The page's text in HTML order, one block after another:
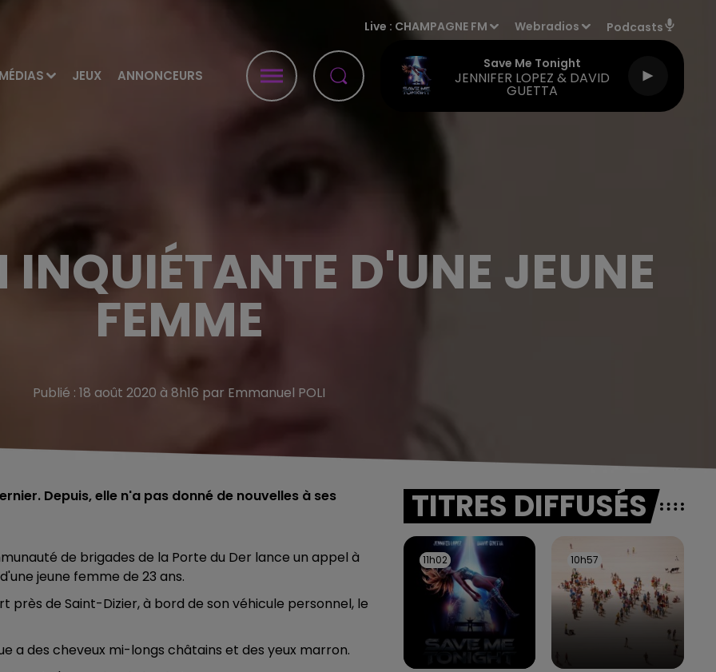
MÉDIAS JEUX ANNONCEURS
Live : CHAMPAGNE FM Webradios Podcasts
Save Me Tonight
JENNIFER LOPEZ & DAVID
GUETTA
D'UNE JEUNE
FEMME
Publié : 18 août 2020 à 8h16 par Emmanuel POLI
Depuis, elle n'a pas donné de nouvelles à ses
de brigades de la Porte du Der lance un appel à
jeune femme de 23 ans.
près de Saint-Dizier, à bord de son véhicule personnel, le
a des cheveux mi-longs châtains et des yeux marron.
TITRES DIFFUSÉS
11h02
11h02 10h57
10h57